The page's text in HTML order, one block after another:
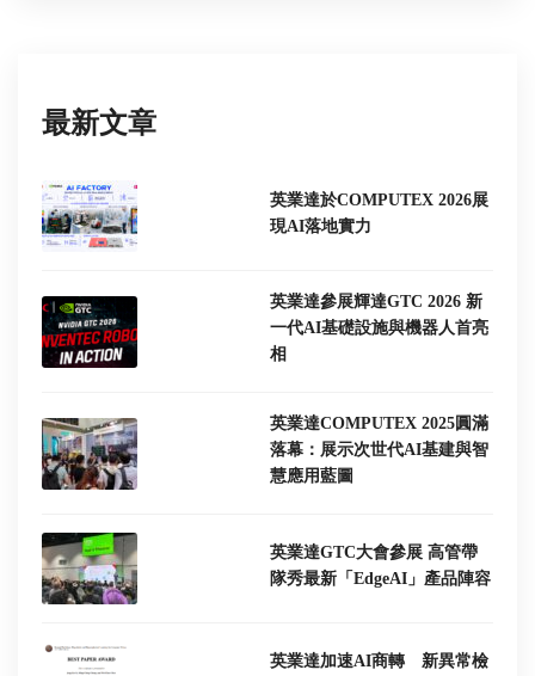
最新文章
英業達於COMPUTEX 2026展
現AI落地實力
英業達參展輝達GTC 2026 新
一代AI基礎設施與機器人首亮
相
英業達COMPUTEX 2025圓滿
落幕：展示次世代AI基建與智
慧應用藍圖
英業達GTC大會參展 高管帶
隊秀最新「EdgeAI」產品陣容
英業達加速AI商轉 新異常檢